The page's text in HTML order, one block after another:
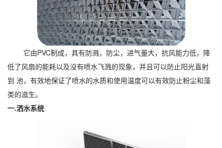
它由PVC制成，具有防溅，防尘，进气量大，抗风能力低，降
低了风扇的能耗以及没有喷水飞溅的现象，并且可以防止阳光直射
到 池，有效地保证了喷水的水质和使用温度可以有效防止粉尘和藻
类的滋生。
一.洒水系统